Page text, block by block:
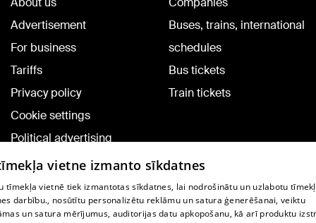
Advertisement
For business
Tariffs
Privacy policy
Cookie settings
Political advertising
Cookie policy
Commenting terms
Buses, trains, international
schedules
Bus tickets
Train tickets
TV program
vietne izmanto sīkdatnes
tīmekļa vietnē tiek izmantotas sīkdatnes, lai nodrošinātu un uzlabotu
darbību., nosūtītu personalizētu reklāmu un satura ģenerēšanai, veiktu
un satura mērījumus, auditorijas datu apkopošanu, kā arī produktu